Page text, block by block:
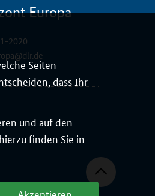
Seiten
dass Ihr
und auf den
finden Sie in
Europa
2020